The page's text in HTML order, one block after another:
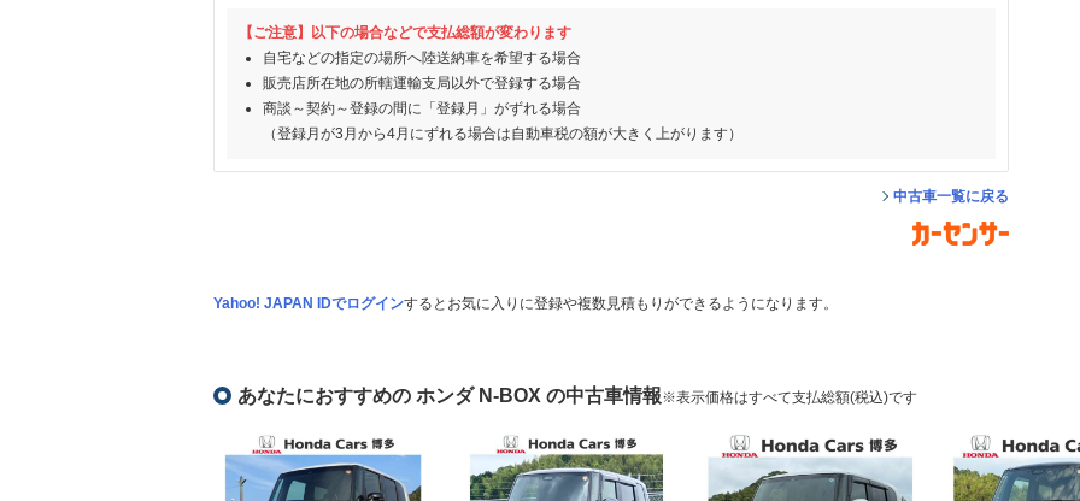
【ご注意】以下の場合などで支払総額が変わります
自宅などの指定の場所へ陸送納車を希望する場合
販売店所在地の所轄運輸支局以外で登録する場合
商談～契約～登録の間に「登録月」がずれる場合
（登録月が3月から4月にずれる場合は自動車税の額が大きく上がります）
中古車一覧に戻る
Yahoo! JAPAN IDでログインするとお気に入りに登録や複数見積もりができるようになります。
あなたにおすすめの ホンダ N-BOX の中古車情報※表示価格はすべて支払総額(税込)です